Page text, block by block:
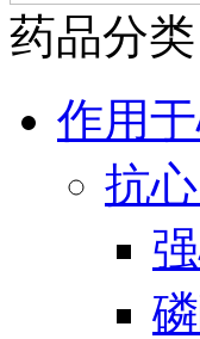
药品分
作用
抗